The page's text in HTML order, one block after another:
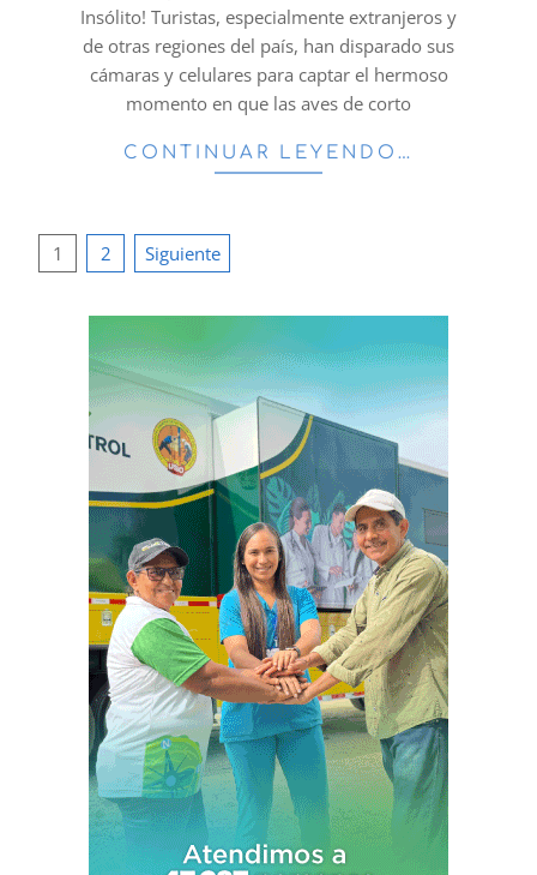
Insólito! Turistas, especialmente extranjeros y
de otras regiones del país, han disparado sus
cámaras y celulares para captar el hermoso
momento en que las aves de corto
CONTINUAR LEYENDO…
Paginación
entradas
1 2 Siguiente